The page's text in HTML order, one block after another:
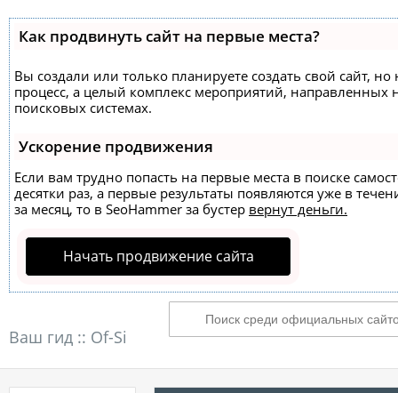
Как продвинуть сайт на первые места?
Вы создали или только планируете создать свой сайт,
процесс, а целый комплекс мероприятий,
поисковых системах.
Ускорение продвижения
Если вам трудно попасть на первые места в поиске
десятки раз, а первые результаты появляются уже в
за месяц, то в SeoHammer за бустер вернут деньги.
Начать продвижение сайта
Ваш гид :: Of-Si